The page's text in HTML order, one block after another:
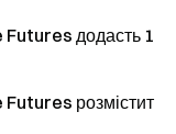
Futures додасть 1
Futures розмістит